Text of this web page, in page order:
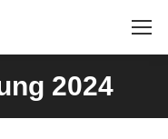
2024